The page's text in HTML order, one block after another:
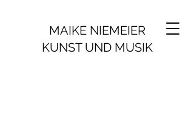
MAIKE NIEMEIER
KUNST UND MUSIK